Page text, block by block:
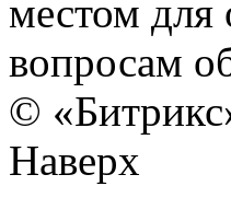
местом
вопросам
©
Наверх